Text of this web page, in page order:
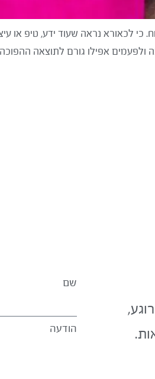
כי לכאורא נראה שעוד ידע, טיפ או
ולפעמים אפילו גורם לתוצאה
שם
הודעה